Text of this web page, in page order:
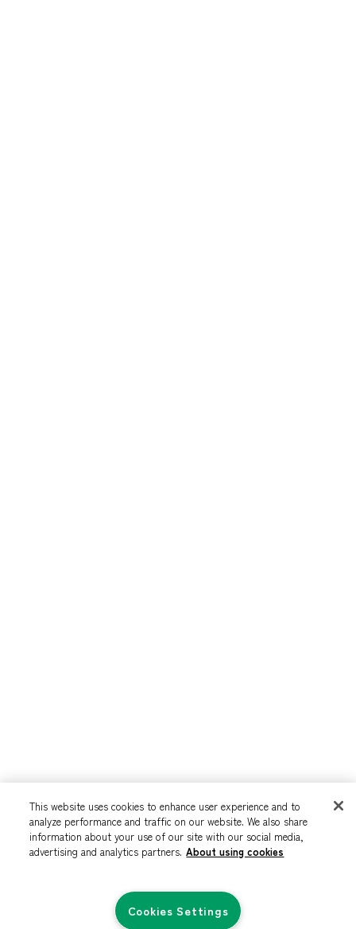
This website uses cookies to enhance user experience and to
analyze performance and traffic on our website. We also share
information about your use of our site with our social media,
advertising and analytics partners. About using cookies
Cookies Settings